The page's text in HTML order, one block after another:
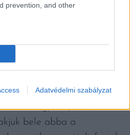
prevention, and other
Adatvédelmi szabályzat
20-25 savanyított
Ha túl sósak lennének,
a burgonyát, rakjuk fel főni
vágjuk apróra, ennek
bele abba a